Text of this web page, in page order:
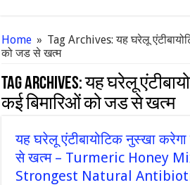
Home » Tag Archives: यह घरेलू
को जड से खत्म
Tag Archives:यह घरेलू
कई बिमारिओं को जड से खत्म
यह घरेलू एंटीबायोटिक नुस्खा
से खत्म – Turmeric Honey
Strongest Natural